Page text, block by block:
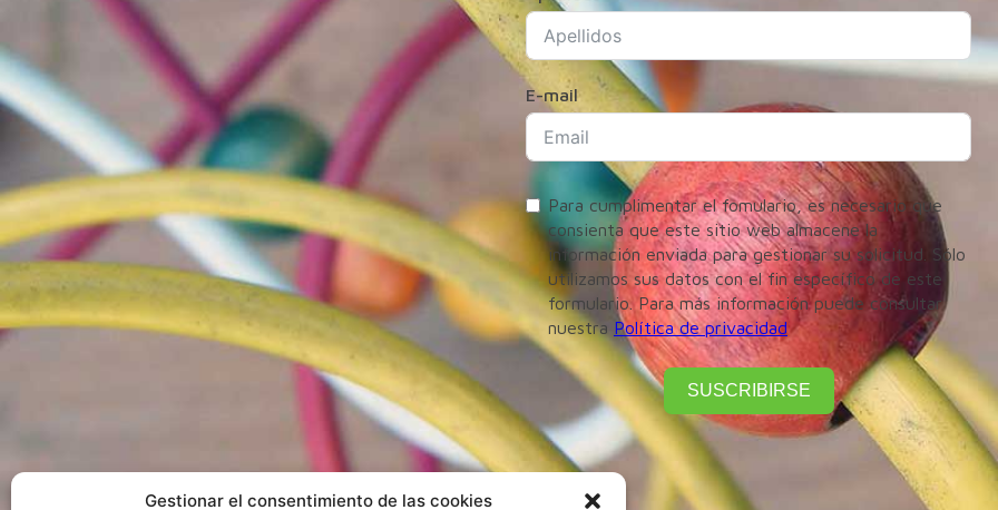
Gestionar el consentimiento de las cookies
E-mail
Para cumplimentar el fomulario, es necesario que
consienta que este sitio web almacene la
información enviada para gestionar su solicitud. Sólo
utilizamos sus datos con el fin específico de este
formulario. Para más información puede consultar
nuestra Política de privacidad
SUSCRIBIRSE